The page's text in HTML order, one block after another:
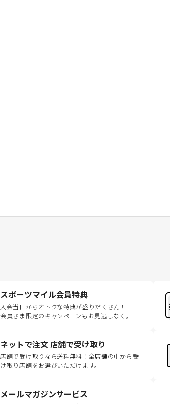
スポーツマイル会員特典
入会当日からオトクな特典が盛りだくさん！
会員さま限定のキャンペーンもお見逃しなく。
ネットで注文 店舗で受け取り
店舗で受け取りなら送料無料！全店舗の中から受
け取り店舗をお選びいただけます。
メールマガジンサービス